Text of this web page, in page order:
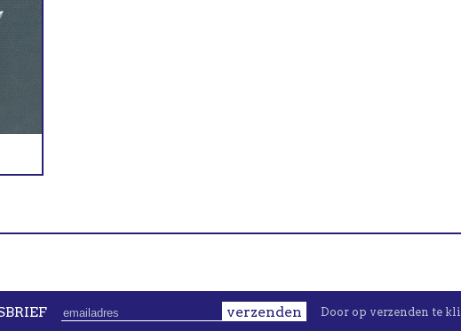
verzenden Door op verzenden te